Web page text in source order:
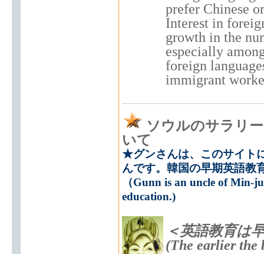
prefer Chinese
Interest in
growth in the
especially
foreign
immigrant
ソウルのサラリ
いて
★グンさんは、このサイト
んです。韓国の早期英語教
（Gunn is an uncle of Min-
education.)
＜英語教育は
(The earlier the